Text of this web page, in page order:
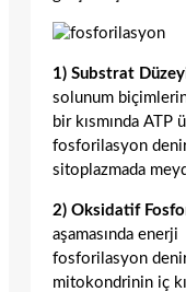
1) Substrat
solunum
bir kısmında
fosforilasyon
sitoplazmada
2) Oksidatif
aşamasında
fosforilasyon
mitokondrinin iç